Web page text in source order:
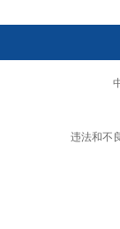
违法和不